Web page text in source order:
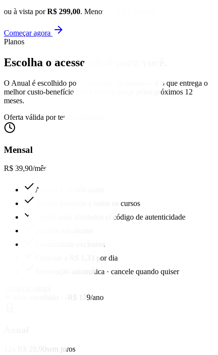
ou à vista porR$ 299,00. Menos de R$ 1 por dia.
Começar agora
Planos
Escolha o acesso
O Anual é escolhido por 9 em cada 10 alunos — é o que entrega o
melhor custo-benefício real e trava o preço pelos próximos 12
meses.
Oferta válida por tempo limitado
Mensal
R$ 39,90/mês
Acesso a +5.000 aulas
Acesso ilimitado a todos os cursos
Certificados ilimitados c/ código de autenticidade
Comunidade exclusiva
Equivale a R$ 1,33 por dia
Renovação automática · cancele quando quiser
★ Mais escolhido · -R$ 179/ano
12x R$ 29,90sem juros